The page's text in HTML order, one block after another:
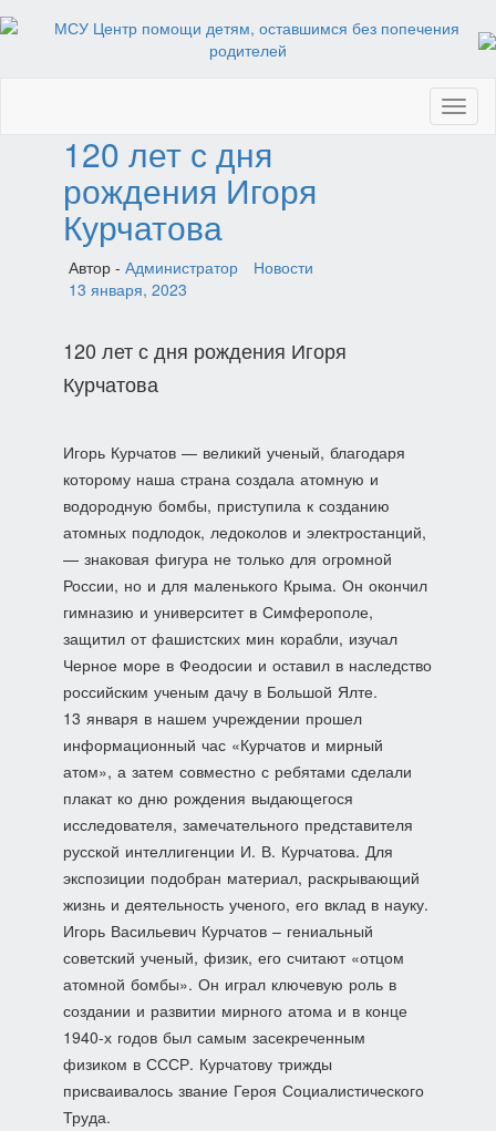
120 лет с дня
рождения Игоря
Курчатова
Автор - Администратор
Новости
13 января, 2023
120 лет с дня рождения Игоря
Курчатова
Игорь Курчатов — великий ученый, благодаря
которому наша страна создала атомную и
водородную бомбы, приступила к созданию
атомных подлодок, ледоколов и электростанций,
— знаковая фигура не только для огромной
России, но и для маленького Крыма. Он окончил
гимназию и университет в Симферополе,
защитил от фашистских мин корабли, изучал
Черное море в Феодосии и оставил в наследство
российским ученым дачу в Большой Ялте.
13 января в нашем учреждении прошел
информационный час «Курчатов и мирный
атом», а затем совместно с ребятами сделали
плакат ко дню рождения выдающегося
исследователя, замечательного представителя
русской интеллигенции И. В. Курчатова. Для
экспозиции подобран материал, раскрывающий
жизнь и деятельность ученого, его вклад в науку.
Игорь Васильевич Курчатов – гениальный
советский ученый, физик, его считают «отцом
атомной бомбы». Он играл ключевую роль в
создании и развитии мирного атома и в конце
1940-х годов был самым засекреченным
физиком в СССР. Курчатову трижды
присваивалось звание Героя Социалистического
Труда.